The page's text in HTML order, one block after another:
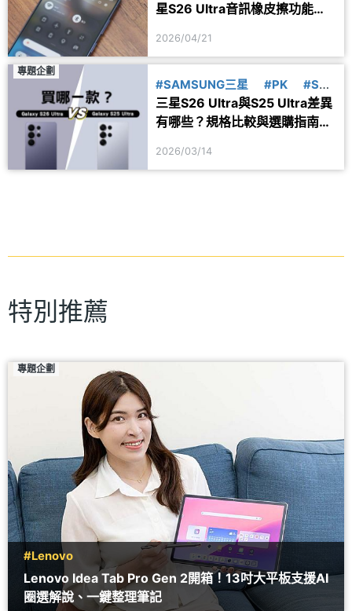
星S26 Ultra音訊橡皮擦功能再
2026/04/21
專題企劃
#SAMSUNG三星 #PK
#S26
#S25
三星S26 Ultra與S25 Ultra差異
有哪些？規格比較與選購指南一
2026/03/14
特別推薦
專題企劃
#Lenovo
Lenovo Idea Tab Pro Gen 2開箱！13吋大平板支援AI
圈選解說、一鍵整理筆記